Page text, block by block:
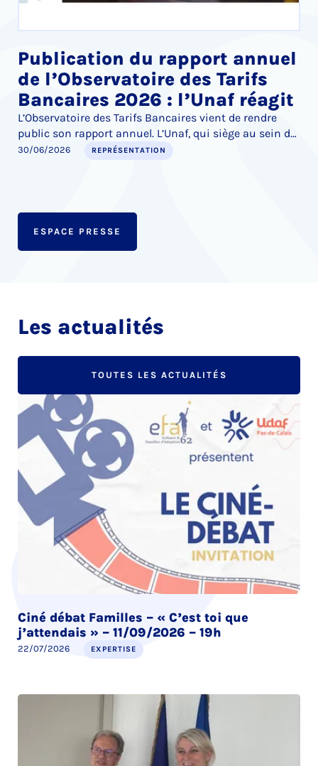
Publication du rapport annuel
de l’Observatoire des Tarifs
Bancaires 2026 : l’Unaf réagit
L’Observatoire des Tarifs Bancaires vient de rendre
public son rapport annuel. L’Unaf, qui siège au sein de
l’instance au nom de la défense des consommateurs,
de plusieurs dispositions visant à encadrer les frais
bancaires liés aux successions, notamment dans le
30/06/2026 REPRÉSENTATION
ESPACE PRESSE
Les actualités
TOUTES LES ACTUALITÉS
Ciné débat Familles – « C’est toi que
j’attendais » – 11/09/2026 – 19h
22/07/2026 EXPERTISE